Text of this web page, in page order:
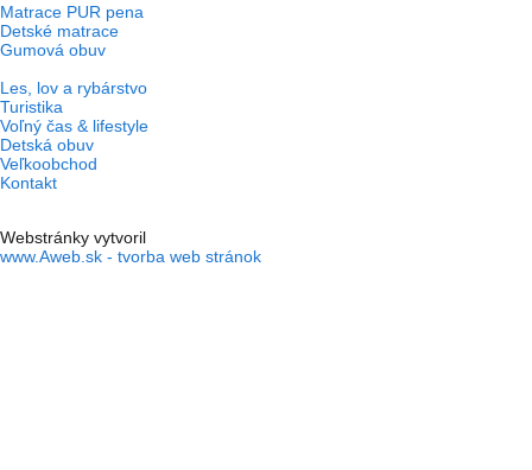
Matrace PUR pena
Detské matrace
Gumová obuv
Les, lov a rybárstvo
Turistika
Voľný čas & lifestyle
Detská obuv
Veľkoobchod
Kontakt
Webstránky vytvoril
www.Aweb.sk - tvorba web stránok